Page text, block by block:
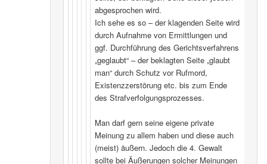
abgesprochen wird.
Ich sehe es so – der klagenden Seite wird
durch Aufnahme von Ermittlungen und
ggf. Durchführung des Gerichtsverfahrens
„geglaubt“ – der beklagten Seite „glaubt
man“ durch Schutz vor Rufmord,
Existenzzerstörung etc. bis zum Ende
des Strafverfolgungsprozesses.
Man darf gern seine eigene private
Meinung zu allem haben und diese auch
(meist) äußern. Jedoch die 4. Gewalt
sollte bei Äußerungen solcher Meinungen